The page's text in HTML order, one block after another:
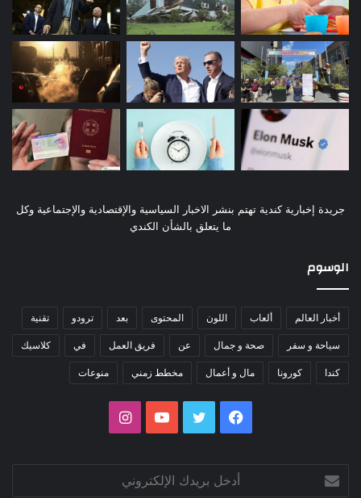
جريدة إخبارية كندية تهتم بنشر الاخبار السياسية والإقتصادية والإجتماعية وكل
ما يتعلق بالشأن الكندي
الوسوم
أخبار العالم ألعاب اللون المحتوى بعد ترودو تقنية
سياحة و سفر صحة و جمال عن فريق العمل في كلاسيك
كندا كورونا مال و أعمال مخطط زمني منوعات
فيسبوك تويتر يوتيوبانستقرام
بريدك